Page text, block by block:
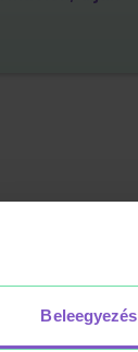
Beleegyezés